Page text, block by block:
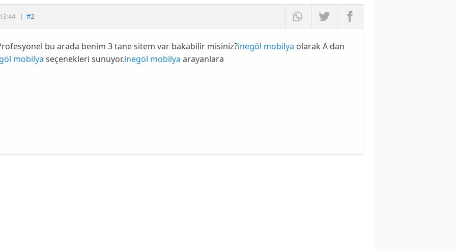
13:44 | #2
bu arada benim 3 tane sitem var bakabilir misiniz?inegöl mobilya olarak A dan
mobilya seçenekleri sunuyor.inegöl mobilya arayanlara